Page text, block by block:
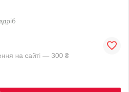
на сайті — 300 ₴